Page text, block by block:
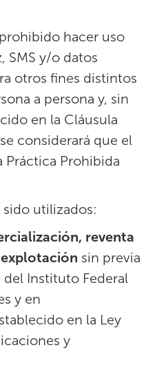
hacer uso
SMS y/o datos
otros fines distintos
a persona y, sin
en la Cláusula
considerará que el
Práctica Prohibida
utilizados:
reventa
sin previa
Instituto Federal
y en
en la Ley
y